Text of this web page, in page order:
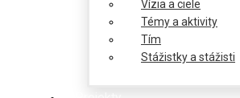
Vízia a ciele
Témy a aktivity
Tím
Stážistky a stážisti